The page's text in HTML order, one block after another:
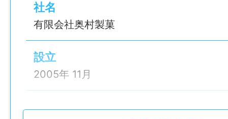
年齢制限
〜64歳(定年制度を上限とするため)
学歴
不問
免許・資格
社名
有限会社奥村製菓
設立
2005年 11月
代表者